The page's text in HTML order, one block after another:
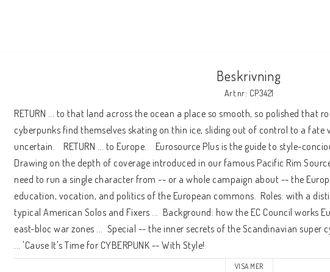
Beskrivning
Art.nr: CP3421
RETURN ... to that land across the ocean a place so smooth, so polished that
cyberpunks find themselves skating on thin ice, sliding out of control to a
uncertain.    RETURN ... to Europe.    Eurosource Plus is the guide to style-
Drawing on the depth of coverage introduced in our famous Pacific Rim
need to run a single character from -- or a whole campaign about -- the
education, vocation, and politics of the European commons.  Roles: with a
typical American Solos and Fixers ...  Background: how the EC Council works
east-bloc war zones ...  Special -- the inner secrets of the Scandinavian super
... 'Cause It's Time for CYBERPUNK -- With Style!
VISA MER